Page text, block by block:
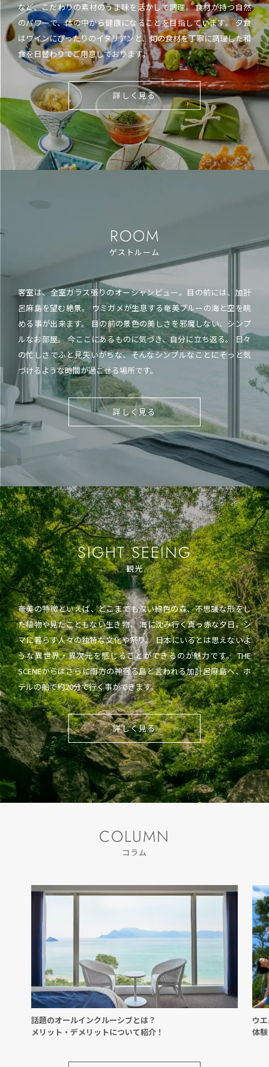
など、こだわりの素材のうま味を活かして調理。 食材が持つ自然
のパワーで、体の中から健康になることを目指しています。 夕食
はワインにぴったりのイタリアンと、旬の食材を丁寧に調理した和
食を日替わりでご用意しております。
詳しく見る
ROOM
ゲストルーム
客室は、全室ガラス張りのオーシャンビュー。目の前には、加計
呂麻島を望む絶景。 ウミガメが生息する奄美ブルーの海と空を眺
める事が出来ます。 目の前の景色の美しさを邪魔しない、シンプ
ルなお部屋。 今ここにあるものに気づき、自分に立ち返る。 日々
の忙しさでふと見失いがちな、そんなシンプルなことにそっと気
づけるような時間が過ごせる場所です。
詳しく見る
SIGHT SEEING
観光
奄美の特徴といえば、どこまでも深い緑色の森、不思議な形をし
た植物や見たこともない生き物、 海に沈み行く真っ赤な夕日、シ
マに暮らす人々の独特な文化や祭り。 日本にいるとは思えないよ
うな異世界・異次元を感じることができるのが魅力です。 THE
SCENEからはさらに南方の神宿る島と言われる加計呂麻島へ、ホ
テルの船で約20分で行く事ができます。
詳しく見る
COLUMN
コラム
話題のオールインクルーシブとは？
メリット・デメリットについて紹介！
ウ
体